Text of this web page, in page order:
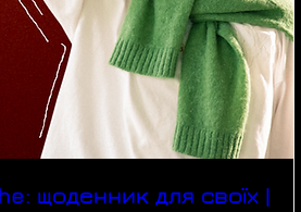
щоденник для своїх |